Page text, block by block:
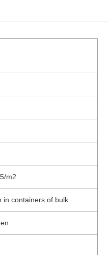
m2
in containers of bulk